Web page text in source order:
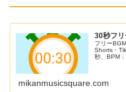
30秒フ
フリー
Shorts・
秒、BPM
mikanmusicsquare.com